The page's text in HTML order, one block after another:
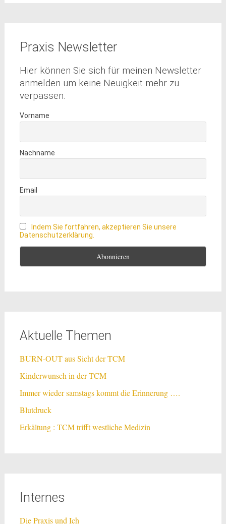
Praxis Newsletter
Hier können Sie sich für meinen Newsletter
anmelden um keine Neuigkeit mehr zu
verpassen.
Vorname
Nachname
Email
Indem Sie fortfahren, akzeptieren Sie unsere
Datenschutzerklärung.
Aktuelle Themen
BURN-OUT aus Sicht der TCM
Kinderwunsch in der TCM
Immer wieder samstags kommt die Erinnerung ….
Blutdruck
Erkältung : TCM trifft westliche Medizin
Internes
Die Praxis und Ich